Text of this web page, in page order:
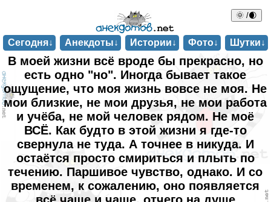
🌞 /🌒
Сегодня↓ Анекдоты↓ Истории↓ Фото↓ Шутки↓
В моей жизни всё вроде бы прекрасно, но
есть одно "но". Иногда бывает такое
ощущение, что моя жизнь вовсе не моя. Не
мои близкие, не мои друзья, не мои работа
и учёба, не мой человек рядом. Не моё
ВСЁ. Как будто в этой жизни я где-то
свернула не туда. А точнее в никуда. И
остаётся просто смириться и плыть по
течению. Паршивое чувство, однако. И со
временем, к сожалению, оно появляется